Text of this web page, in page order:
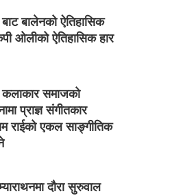
बालेनको ऐतिहासिक
ओलीको ऐतिहासिक हार
समाजको
प्राज्ञ संगीतकार
राईको एकल साङ्गीतिक
दौरा सुरुवाल